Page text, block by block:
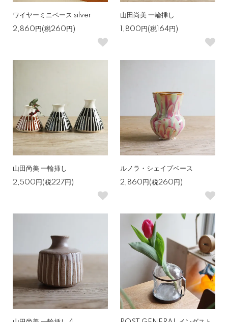
ワイヤーミニベース silver
2,860円(税260円)
山田尚美 一輪挿し
1,800円(税164円)
山田尚美 一輪挿し
2,500円(税227円)
ルノラ・シェイプベース
2,860円(税260円)